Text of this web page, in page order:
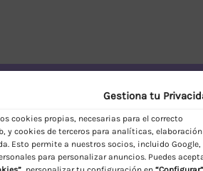
Gestiona tu
cookies propias, necesarias para el correcto
y cookies de terceros para analíticas,
Esto permite a nuestros socios, incluido Google,
para personalizar anuncios. Puedes
Discreto en España